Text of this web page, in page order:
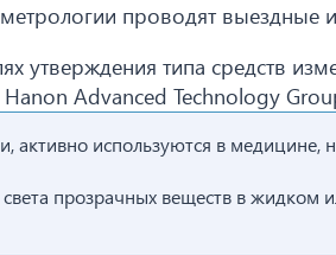
проводят выездные
утверждения типа средств
Advanced Technology
активно используются в медицине,
прозрачных веществ в жидком